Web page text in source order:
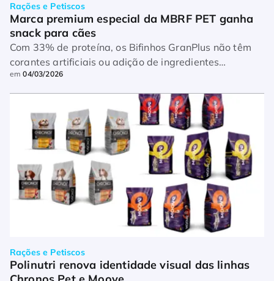
Rações e Petiscos
Marca premium especial da MBRF PET ganha
snack para cães
Com 33% de proteína, os Bifinhos GranPlus não têm
corantes artificiais ou adição de ingredientes
transgênicos, como a soja
em04/03/2026
Rações e Petiscos
Polinutri renova identidade visual das linhas